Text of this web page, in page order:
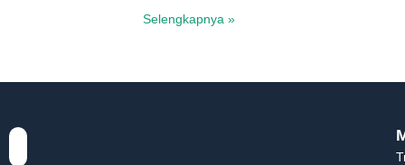
Selengkapnya »